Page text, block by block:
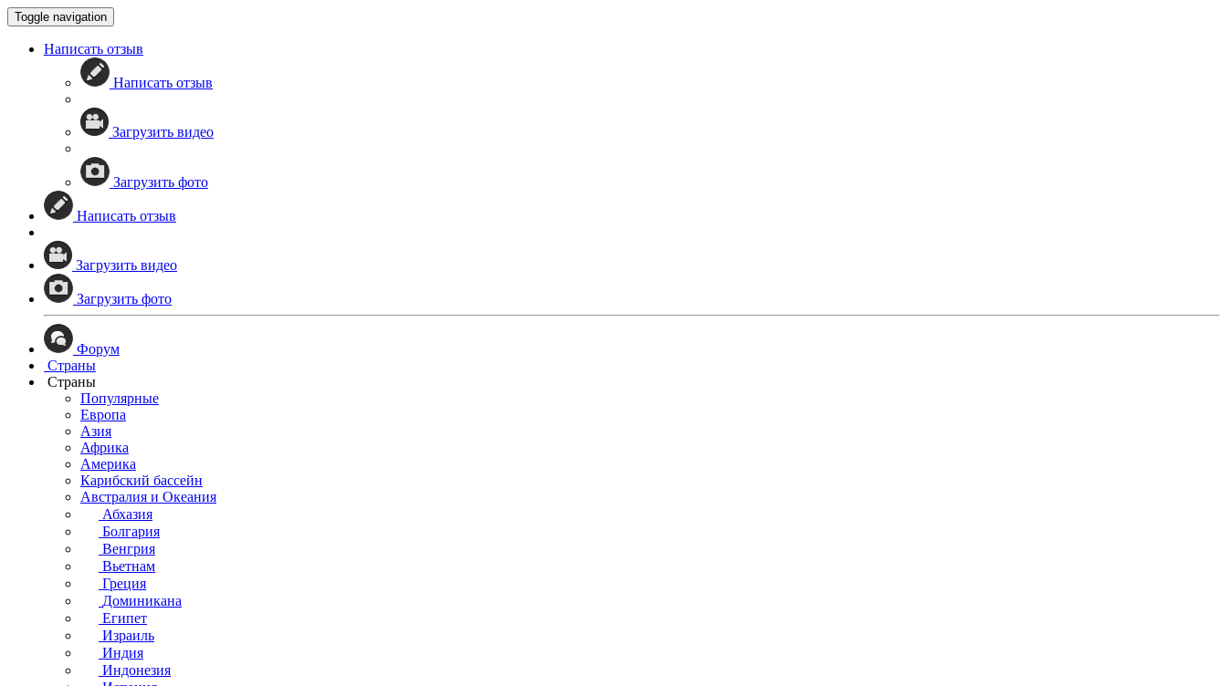
Toggle navigation
Написать отзыв
Написать отзыв
Загрузить видео
Загрузить фото
Написать отзыв
Загрузить видео
Загрузить фото
Форум
Страны
Страны
Популярные
Европа
Азия
Африка
Америка
Карибский бассейн
Австралия и Океания
Абхазия
Болгария
Венгрия
Вьетнам
Греция
Доминикана
Египет
Израиль
Индия
Индонезия